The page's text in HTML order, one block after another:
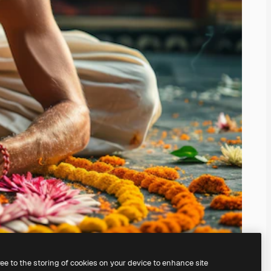
KI-Bildgeneratorerstellen.
to the storing of cookies on your device to enhance site